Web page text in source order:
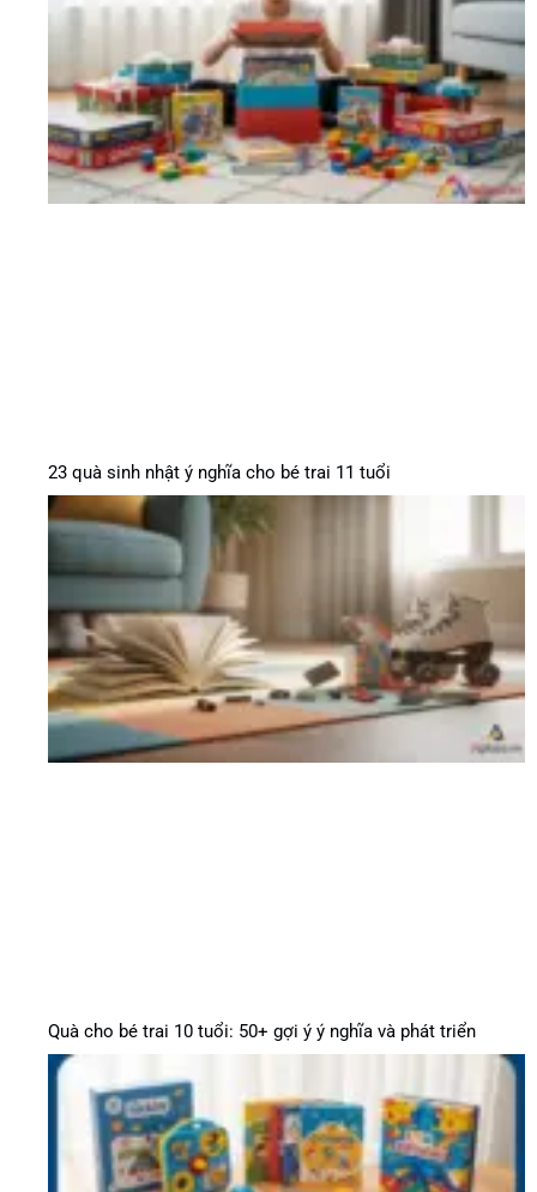
23 quà sinh nhật ý nghĩa cho bé trai 11 tuổi
Quà cho bé trai 10 tuổi: 50+ gợi ý ý nghĩa và phát triển